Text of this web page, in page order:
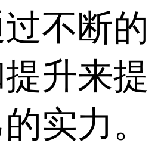
不断的
升来提
实力。